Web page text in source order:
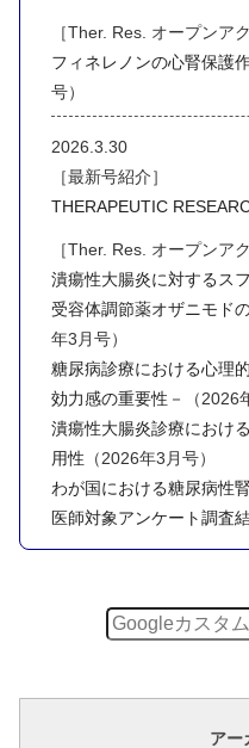
［Ther. Res. オープンアク
フィネレノンの心腎保護
号）
2026.3.30
［最新号紹介］
THERAPEUTIC
［Ther. Res. オープンアク
潰瘍性大腸炎に対するス
受容体調節薬オザニモド
年3月号）
糖尿病診療における心理
効力感の重要性－
（2026
潰瘍性大腸炎診療におけ
用性 （2026年3月号）
わが国における糖尿病性
医師対象アンケート調査
アー